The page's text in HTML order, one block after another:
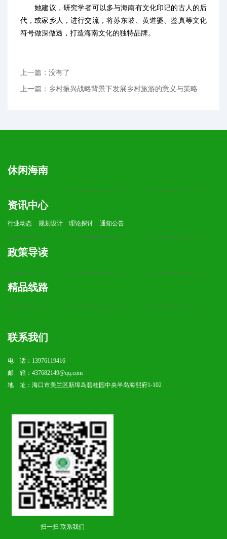
她建议，研究学者可以多与海南有文化印记的古人的后
代，或家乡人，进行交流，将苏东坡、黄道婆、鉴真等文化
符号做深做透，打造海南文化的独特品牌。
上一篇：没有了
上一篇：乡村振兴战略背景下发展乡村旅游的意义与策略
休闲海南
资讯中心
行业动态 规划设计 理论探讨 通知公告
政策导读
精品线路
联系我们
电 话：13976119416
邮 箱：437682149@qq.com
地 址：海口市美兰区新埠岛碧桂园中央半岛海熙府1-102
扫一扫 联系我们